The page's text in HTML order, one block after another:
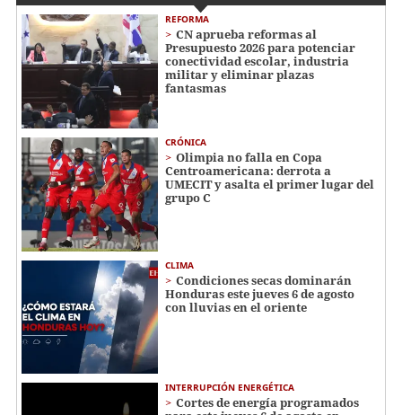
REFORMA
CN aprueba reformas al
Presupuesto 2026 para potenciar
conectividad escolar, industria
militar y eliminar plazas
fantasmas
CRÓNICA
Olimpia no falla en Copa
Centroamericana: derrota a
UMECIT y asalta el primer lugar del
grupo C
CLIMA
Condiciones secas dominarán
Honduras este jueves 6 de agosto
con lluvias en el oriente
INTERRUPCIÓN ENERGÉTICA
Cortes de energía programados